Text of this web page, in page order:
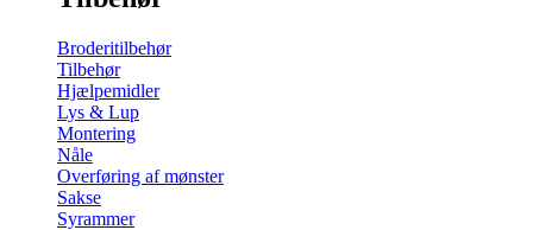
Broderitilbehør
Tilbehør
Hjælpemidler
Lys & Lup
Montering
Nåle
Overføring af mønster
Sakse
Syrammer